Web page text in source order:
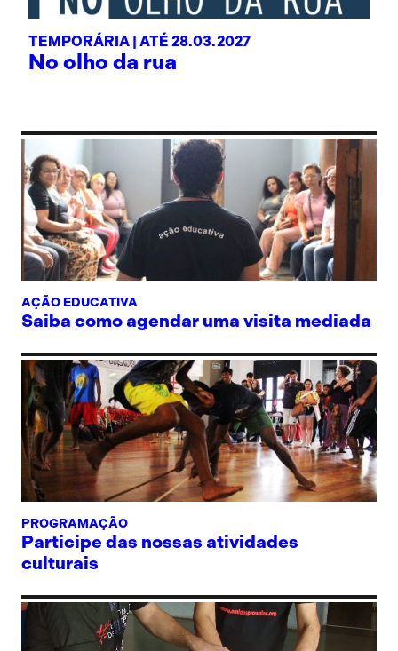
TEMPORÁRIA | ATÉ 28.03.2027
No olho da rua
AÇÃO EDUCATIVA
Saiba como agendar uma visita mediada
PROGRAMAÇÃO
Participe das nossas atividades
culturais